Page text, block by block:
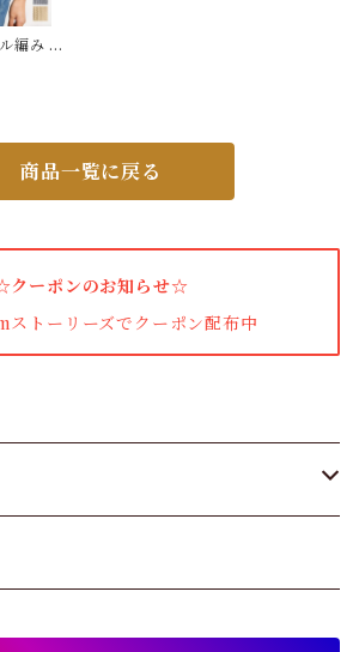
ップ
編み 重
商品一覧に戻る
クーポンのお知らせ☆
トーリーズでクーポン配布中